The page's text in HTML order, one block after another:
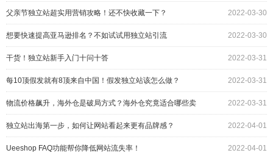
父亲节独立站超实用营销攻略！还不快收藏一下？ 2022-03-30
想要快速提高亚马逊排名？不如试试用独立站引流 2022-03-30
干货！独立站新手入门十问十答 2022-03-31
每10顶假发就有8顶来自中国！假发独立站该怎么做？ 2022-03-31
物流价格飙升，海外仓是破局方式？海外仓究竟适合哪些卖
家？
2022-03-31
独立站出海第一步，如何让网站看起来更有品牌感？ 2022-04-01
Ueeshop FAQ功能帮你降低网站流失率！ 2022-04-01